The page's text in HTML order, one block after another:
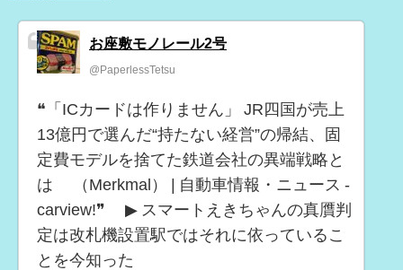
お座敷モノレール2号
@PaperlessTetsu
❝「ICカードは作りません」 JR四国が売上
13億円で選んだ“持たない経営”の帰結、固
定費モデルを捨てた鉄道会社の異端戦略と
は （Merkmal） | 自動車情報・ニュース -
carview!❞ ▶ スマートえきちゃんの真贋判
定は改札機設置駅ではそれに依っているこ
とを今知った